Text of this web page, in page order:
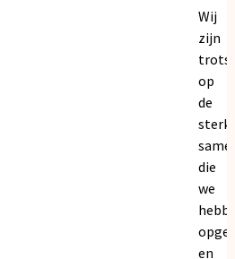
Wij
zijn
trots
op
de
die
we
en